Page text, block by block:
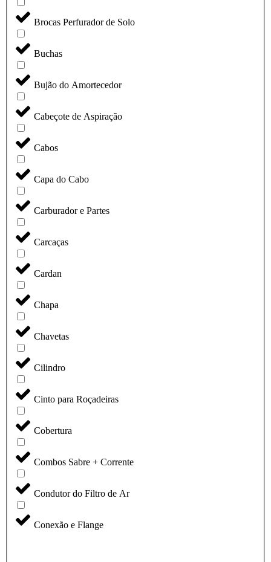
Brocas Perfurador de Solo
Buchas
Bujão do Amortecedor
Cabeçote de Aspiração
Cabos
Capa do Cabo
Carburador e Partes
Carcaças
Cardan
Chapa
Chavetas
Cilindro
Cinto para Roçadeiras
Cobertura
Combos Sabre + Corrente
Condutor do Filtro de Ar
Conexão e Flange